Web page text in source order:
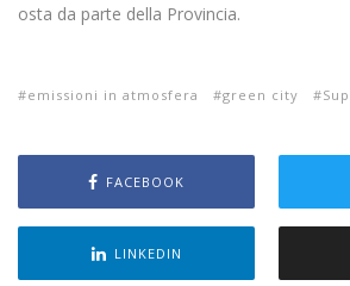
osta da parte della Provincia.
emissioni in atmosfera green city
FACEBOOK
LINKEDIN